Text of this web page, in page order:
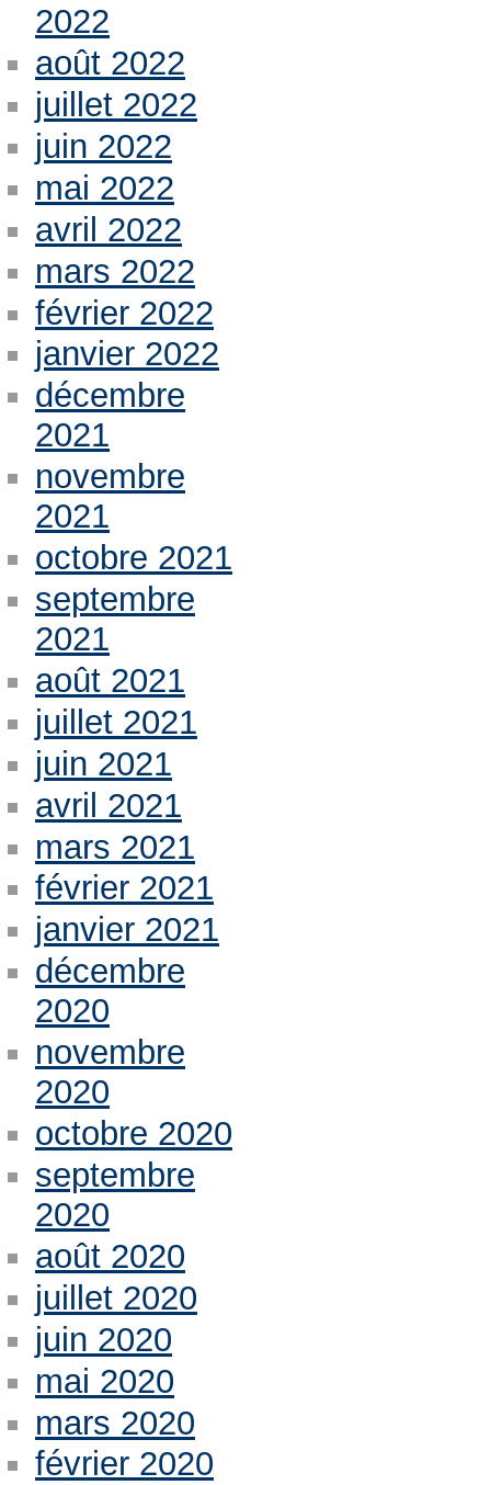
2022
août 2022
juillet 2022
juin 2022
mai 2022
avril 2022
mars 2022
février 2022
janvier 2022
décembre
2021
novembre
2021
octobre 2021
septembre
2021
août 2021
juillet 2021
juin 2021
avril 2021
mars 2021
février 2021
janvier 2021
décembre
2020
novembre
2020
octobre 2020
septembre
2020
août 2020
juillet 2020
juin 2020
mai 2020
mars 2020
février 2020